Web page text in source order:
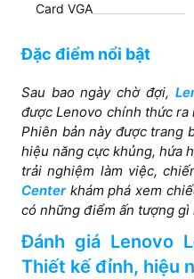
Card VGA
4090 Laptop GPU,16GB
2040MHz Boost Clock
Mux Switch
Có
Đặc điểm nổi bật
Sau bao ngày chờ đợi,
được Lenovo chính thức
Phiên bản này được trang
hiệu năng cực khủng, hứa
trải nghiệm làm việc,
Centerkhám phá xem
có những điểm ấn tượng gì
Đánh giá Lenovo
Thiết kế đỉnh, hiệu